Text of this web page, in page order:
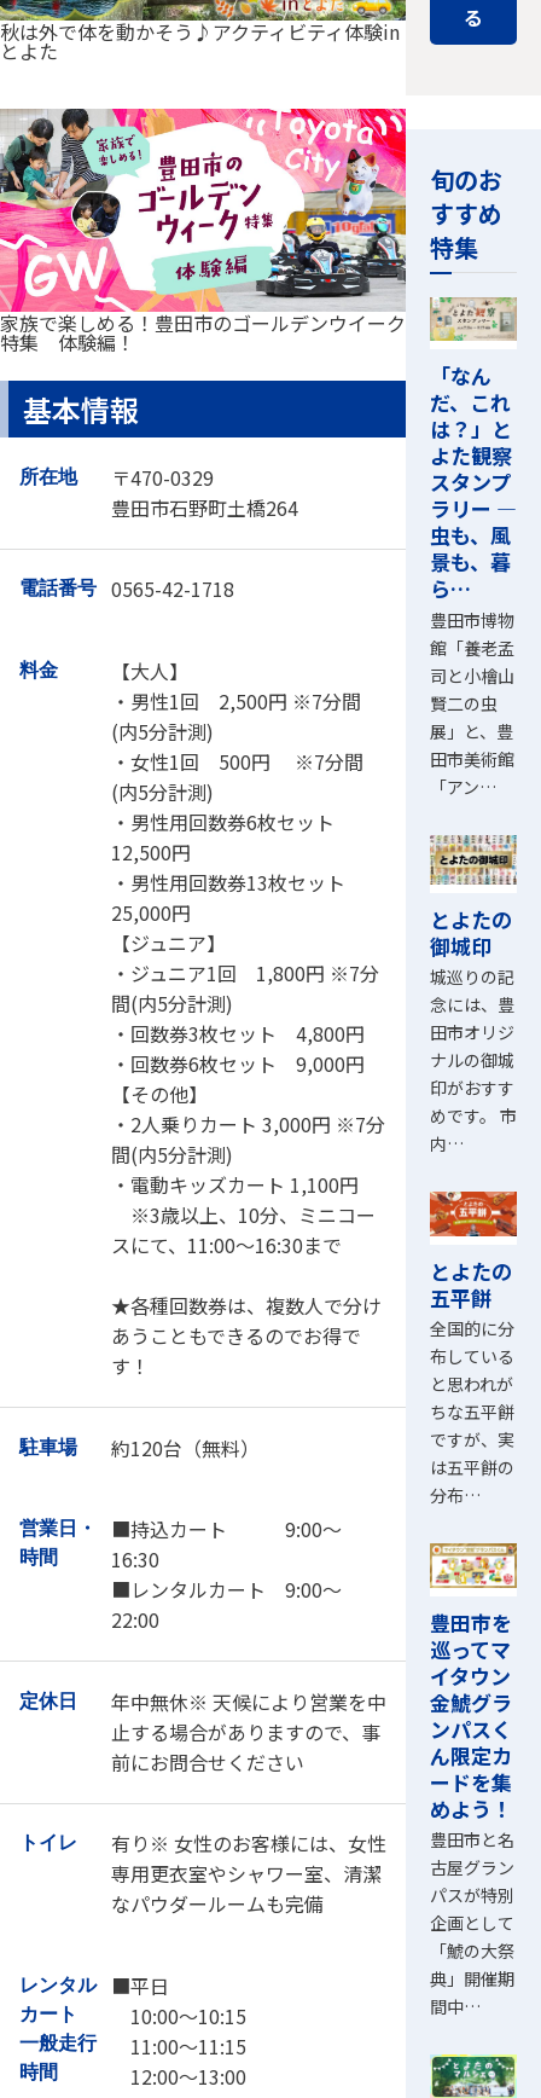
秋は外で体を動かそう♪アクティビティ体験in
とよた
家族で楽しめる！豊田市のゴールデンウイーク
特集 体験編！
基本情報
所在地
〒470-0329
豊田市石野町土橋264
電話番号 0565-42-1718
料金
【大人】
・男性1回 2,500円 ※7分間
(内5分計測)
・女性1回 500円 ※7分間
(内5分計測)
・男性用回数券6枚セット
12,500円
・男性用回数券13枚セット
25,000円
【ジュニア】
・ジュニア1回 1,800円 ※7分
間(内5分計測)
・回数券3枚セット 4,800円
・回数券6枚セット 9,000円
【その他】
・2人乗りカート 3,000円 ※7分
間(内5分計測)
・電動キッズカート 1,100円
※3歳以上、10分、ミニコー
スにて、11:00～16:30まで
★各種回数券は、複数人で分け
あうこともできるのでお得で
す！
駐車場 約120台（無料）
営業日・
時間
■持込カート 9:00～
16:30
■レンタルカート 9:00～
22:00
定休日
年中無休※ 天候により営業を中
止する場合がありますので、事
前にお問合せください
トイレ
有り※ 女性のお客様には、女性
専用更衣室やシャワー室、清潔
なパウダールームも完備
レンタル
カート
一般走行
時間
■平日
10:00～10:15
11:00～11:15
12:00～13:00
る
旬のお
すすめ
特集
「なん
だ、これ
は？」と
よた観察
スタンプ
ラリー ―
虫も、風
景も、暮
ら…
豊田市博物
館「養老孟
司と小檜山
賢二の虫
展」と、豊
田市美術館
「アン…
とよたの
御城印
城巡りの記
念には、豊
田市オリジ
ナルの御城
印がおすす
めです。 市
内…
とよたの
五平餅
全国的に分
布している
と思われが
ちな五平餅
ですが、実
は五平餅の
分布…
豊田市を
巡ってマ
イタウン
金鯱グラ
ンパスく
ん限定カ
ードを集
めよう！
豊田市と名
古屋グラン
パスが特別
企画として
「鯱の大祭
典」開催期
間中…